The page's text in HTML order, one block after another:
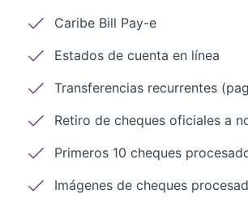
Caribe Bill Pay-e
Estados de cuenta en línea
Transferencias recurrentes
Retiro de cheques oficiales a
Primeros 10 cheques
Imágenes de cheques